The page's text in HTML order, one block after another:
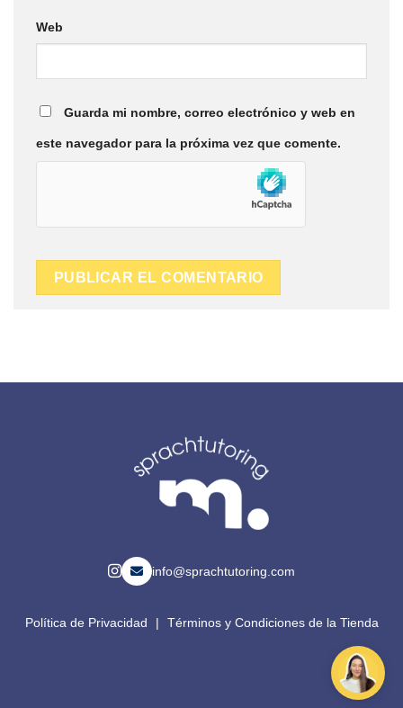
Web
Guarda mi nombre, correo electrónico y web en
este navegador para la próxima vez que comente.
info@sprachtutoring.com
Política de Privacidad | Términos y Condiciones de la Tienda